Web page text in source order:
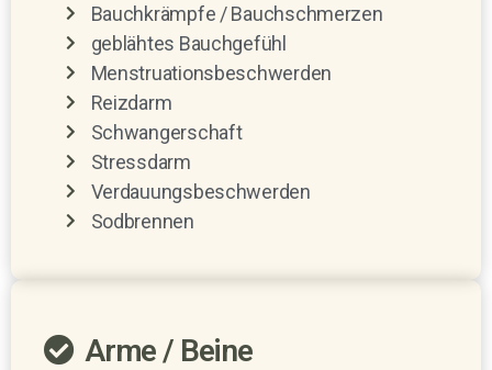
Bauchkrämpfe / Bauchschmerzen
geblähtes Bauchgefühl
Menstruationsbeschwerden
Reizdarm
Schwangerschaft
Stressdarm
Verdauungsbeschwerden
Sodbrennen
Arme / Beine